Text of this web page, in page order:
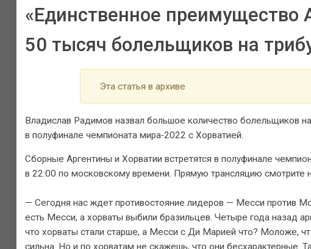
«Единственное преимущество
50 тысяч болельщиков на
Эта статья в архиве
Владислав Радимов назвал большое количество болельщиков
в полуфинале чемпионата мира‑2022 с Хорватией.
Сборные Аргентины и Хорватии встретятся в полуфинале
в 22:00 по московскому времени. Прямую трансляцию смотрите
— Сегодня нас ждет противостояние лидеров — Месси против
есть Месси, а хорваты выбили бразильцев. Четыре года назад
что хорваты стали старше, а Месси с Ди Марией что? Моложе,
сильна. Но и по хорватам не скажешь, что они бесхарактерные.